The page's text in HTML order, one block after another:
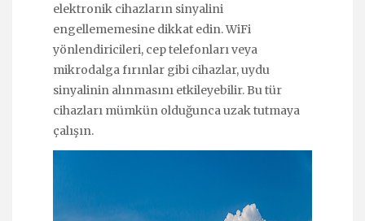
elektronik cihazların sinyalini
engellememesine dikkat edin. WiFi
yönlendiricileri, cep telefonları veya
mikrodalga fırınlar gibi cihazlar, uydu
sinyalinin alınmasını etkileyebilir. Bu tür
cihazları mümkün olduğunca uzak tutmaya
çalışın.